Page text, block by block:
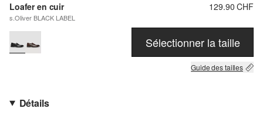
Loafer en cuir
s.Oliver BLACK LABEL
129.90 CHF
Sélectionner la taille
Guide des tailles
Détails